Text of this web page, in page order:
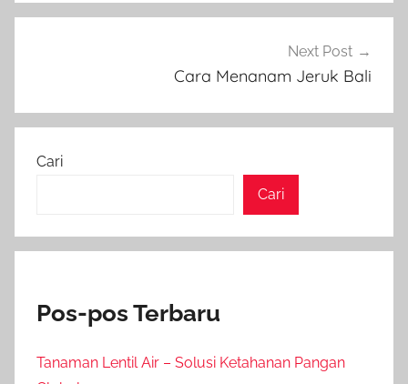
Next Post
Cara Menanam Jeruk Bali
Cari
Cari
Pos-pos Terbaru
Tanaman Lentil Air – Solusi Ketahanan Pangan